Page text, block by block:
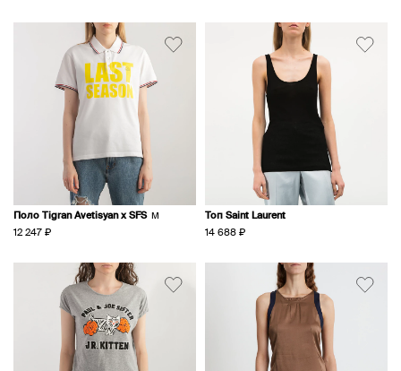
Поло Tigran Avetisyan x SFS M
12 247 ₽
Топ Saint Laurent
14 688 ₽